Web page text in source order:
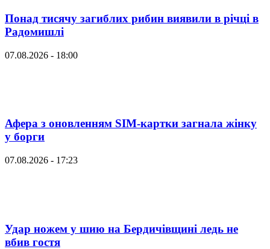
Понад тисячу загиблих рибин виявили в річці в
Радомишлі
07.08.2026 - 18:00
Афера з оновленням SIM-картки загнала жінку
у борги
07.08.2026 - 17:23
Удар ножем у шию на Бердичівщині ледь не
вбив гостя